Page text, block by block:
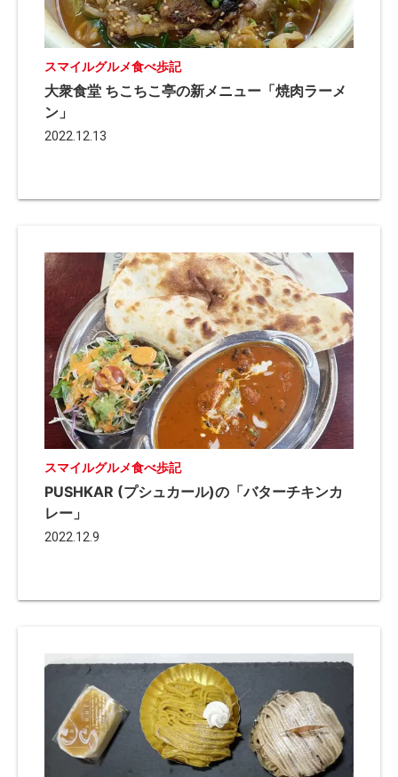
スマイルグルメ食べ歩記
大衆食堂 ちこちこ亭の新メニュー「焼肉ラーメ
ン」
2022.12.13
スマイルグルメ食べ歩記
PUSHKAR (プシュカール)の「バターチキンカ
レー」
2022.12.9